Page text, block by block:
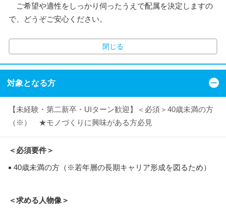
ご希望や適性をしっかり伺ったうえで配属を決定しますの
で、どうぞご安心ください。
閉じる
対象となる方
【未経験・第二新卒・UIターン歓迎】＜必須＞40歳未満の方
（※） ★モノづくりに興味がある方必見
＜必須要件＞
40歳未満の方（※若年層の長期キャリア形成を図るため）
＜求める人物像＞